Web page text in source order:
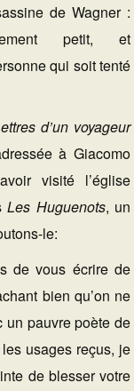
de Wagner :
petit, et
qui soit tenté
d’un voyageur
à Giacomo
visité l’église
Les Huguenots, un
le:
de vous écrire de
bien qu’on ne
un pauvre poète de
usages reçus, je
de blesser votre